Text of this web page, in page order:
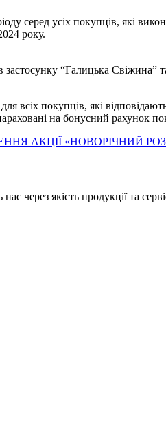
серед усіх покупців, які
року.
застосунку “Галицька Свіжина”
всіх покупців, які
на бонусний рахунок
АКЦІЇ «НОВОРІЧНИЙ
через якість продукції та